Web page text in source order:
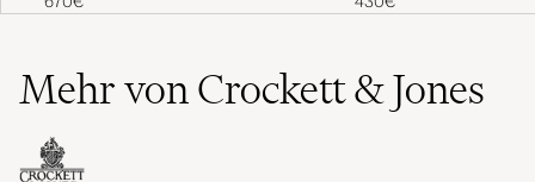
Mehr von Crockett & Jones